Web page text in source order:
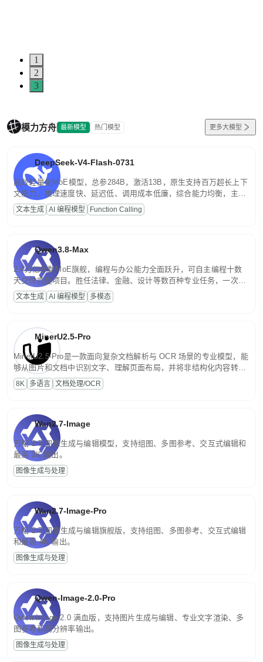
1
2
3
模力方舟 最新模型 热门模型 更多大模型
DeepSeek-V4-Flash-0731
高效轻量化MoE模型，总参284B，激活13B，原生支持百万超长上下
文能力。推理速度快、延迟低、调用成本低廉，综合能力均衡，主打
高并发、轻量化任务，适合日常对话、内容创作、基础 RAG、批量
文案处理等普惠刚需场景。
文本生成 AI 编程模型 Function Calling
Qwen3.8-Max
2.4万亿参数MoE旗舰，编程与办公能力全面跃升，可自主编程十数
天交付完整项目。胜任法律、金融、设计等数百种专业任务，一次对
话端到端交付生产级成果。原生视觉理解贯穿规划、执行与验证全流
程，支持超长文档与长视频的深度语义解析。长程任务中自主规划与
文本生成 AI 编程模型 多模态
MinerU2.5-Pro
MinerU2.5-Pro是一款面向复杂文档解析与 OCR 场景的专业模型，能
够从图片和文档中识别文字、理解页面布局，并将非结构化内容转换
为便于存储、检索和二次处理的结构化结果。
8K 多语言 文档处理/OCR
Wan2.7-Image
万相 2.7 图像生成与编辑模型，支持组图、多图参考、交互式编辑和
最高 2K 输出。
图像生成与处理
Wan2.7-Image-Pro
万相 2.7 图像生成与编辑旗舰版，支持组图、多图参考、交互式编辑
和最高 4K 输出。
图像生成与处理
Qwen-Image-2.0-Pro
Qwen-Image-2.0 满血版，支持图片生成与编辑、专业文字渲染、多
图参考和高分辨率输出。
图像生成与处理